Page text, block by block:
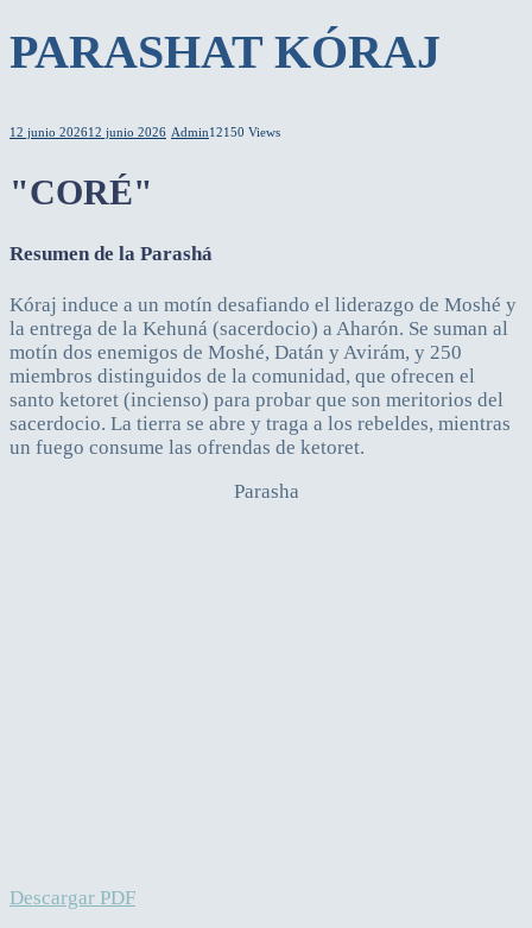
PARASHAT KÓRAJ
12 junio 202612 junio 2026 Admin12150 Views
"CORÉ"
Resumen de la Parashá
Kóraj induce a un motín desafiando el liderazgo de Moshé y
la entrega de la Kehuná (sacerdocio) a Aharón. Se suman al
motín dos enemigos de Moshé, Datán y Avirám, y 250
miembros distinguidos de la comunidad, que ofrecen el
santo ketoret (incienso) para probar que son meritorios del
sacerdocio. La tierra se abre y traga a los rebeldes, mientras
un fuego consume las ofrendas de ketoret.
Parasha
Descargar PDF